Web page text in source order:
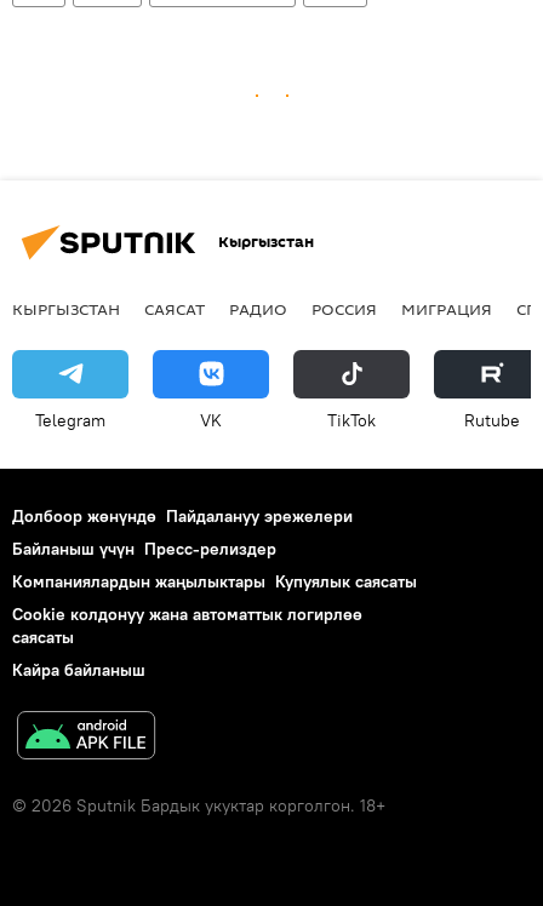
Кыргызстан
КЫРГЫЗСТАН САЯСАТ РАДИО РОССИЯ МИГРАЦИЯ
Telegram VK ТikТоk Rutube
Долбоор жөнүндө Пайдалануу эрежелери
Байланыш үчүн Пресс-релиздер
Компаниялардын жаңылыктары Купуялык саясаты
Cookie колдонуу жана автоматтык логирлөө
саясаты
Кайра байланыш
© 2026 Sputnik Бардык укуктар корголгон. 18+